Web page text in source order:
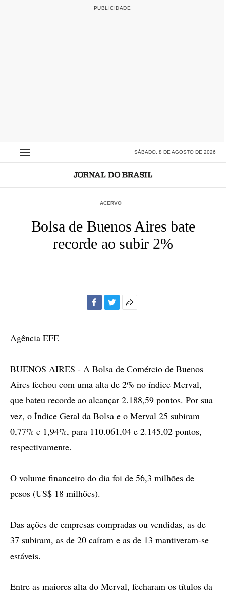
SÁBADO, 8 DE AGOSTO DE 2026
ACERVO
Bolsa de Buenos Aires bate
recorde ao subir 2%
Agência EFE
BUENOS AIRES - A Bolsa de Comércio de Buenos
Aires fechou com uma alta de 2% no índice Merval,
que bateu recorde ao alcançar 2.188,59 pontos. Por sua
vez, o Índice Geral da Bolsa e o Merval 25 subiram
0,77% e 1,94%, para 110.061,04 e 2.145,02 pontos,
respectivamente.
O volume financeiro do dia foi de 56,3 milhões de
pesos (US$ 18 milhões).
Das ações de empresas compradas ou vendidas, as de
37 subiram, as de 20 caíram e as de 13 mantiveram-se
estáveis.
Entre as maiores alta do Merval, fecharam os títulos da